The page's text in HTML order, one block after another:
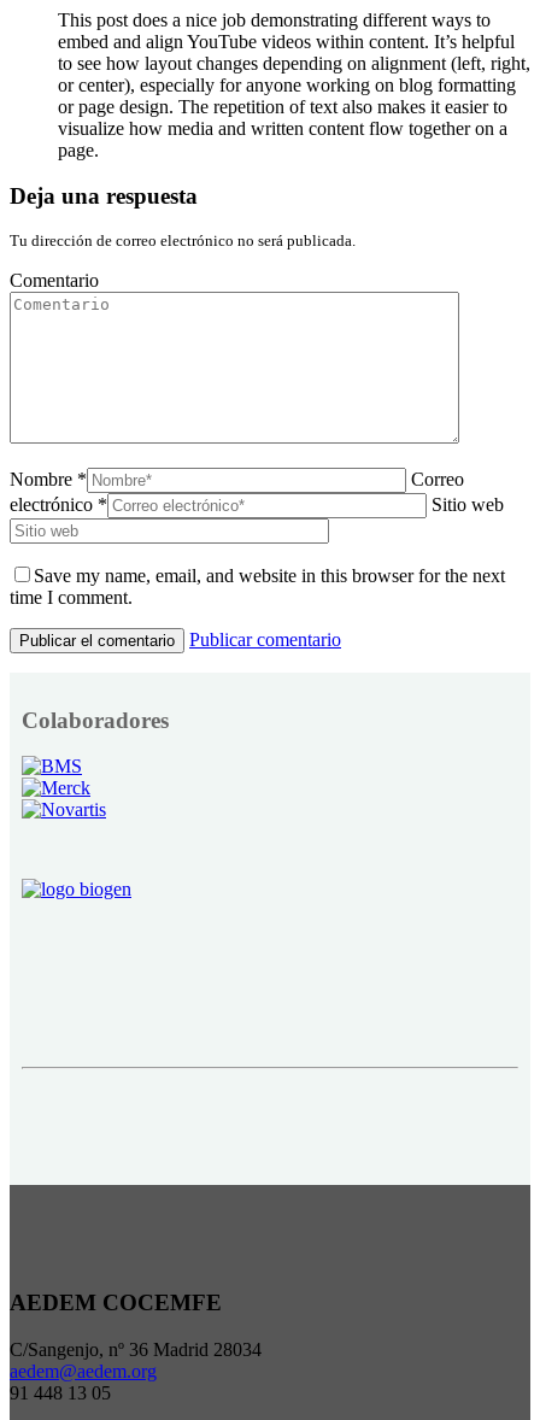
This post does a nice job demonstrating different ways to
embed and align YouTube videos within content. It’s helpful
to see how layout changes depending on alignment (left, right,
or center), especially for anyone working on blog formatting
or page design. The repetition of text also makes it easier to
visualize how media and written content flow together on a
page.
Deja una respuesta
Tu dirección de correo electrónico no será publicada.
Comentario
Nombre *
Correo
electrónico *
Sitio web
Save my name, email, and website in this browser for the next
time I comment.
Publicar comentario
Colaboradores
AEDEM COCEMFE
C/Sangenjo, nº 36 Madrid 28034
aedem@aedem.org
91 448 13 05